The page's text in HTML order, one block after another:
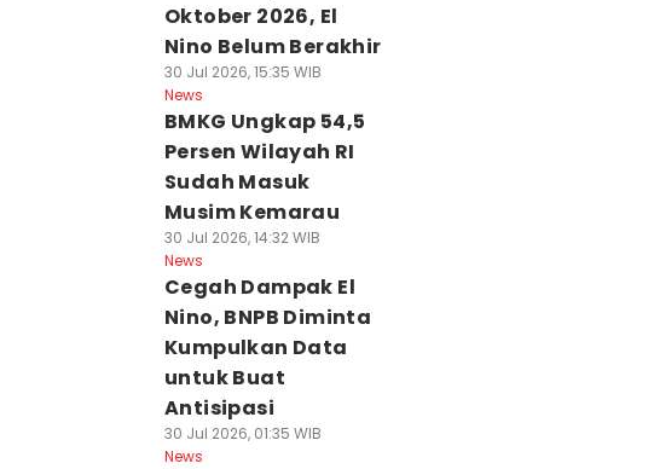
Oktober 2026, El
Nino Belum Berakhir
30 Jul 2026, 15:35 WIB
News
BMKG Ungkap 54,5
Persen Wilayah RI
Sudah Masuk
Musim Kemarau
30 Jul 2026, 14:32 WIB
News
Cegah Dampak El
Nino, BNPB Diminta
Kumpulkan Data
untuk Buat
Antisipasi
30 Jul 2026, 01:35 WIB
News